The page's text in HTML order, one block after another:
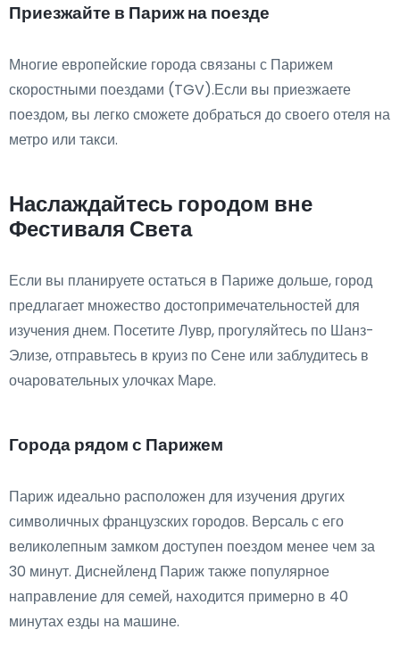
Приезжайте в Париж на поезде
Многие европейские города связаны с Парижем
скоростными поездами (TGV).Если вы приезжаете
поездом, вы легко сможете добраться до своего отеля на
метро или такси.
Наслаждайтесь городом вне
Фестиваля Света
Если вы планируете остаться в Париже дольше, город
предлагает множество достопримечательностей для
изучения днем. Посетите Лувр, прогуляйтесь по Шанз-
Элизе, отправьтесь в круиз по Сене или заблудитесь в
очаровательных улочках Маре.
Города рядом с Парижем
Париж идеально расположен для изучения других
символичных французских городов. Версаль с его
великолепным замком доступен поездом менее чем за
30 минут. Диснейленд Париж также популярное
направление для семей, находится примерно в 40
минутах езды на машине.